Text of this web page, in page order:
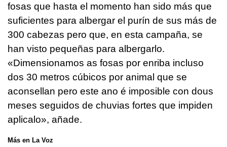
fosas que hasta el momento han sido más que
suficientes para albergar el purín de sus más de
300 cabezas pero que, en esta campaña, se
han visto pequeñas para albergarlo.
«Dimensionamos as fosas por enriba incluso
dos 30 metros cúbicos por animal que se
aconsellan pero este ano é imposible con dous
meses seguidos de chuvias fortes que impiden
aplicalo», añade.
Más en La Voz